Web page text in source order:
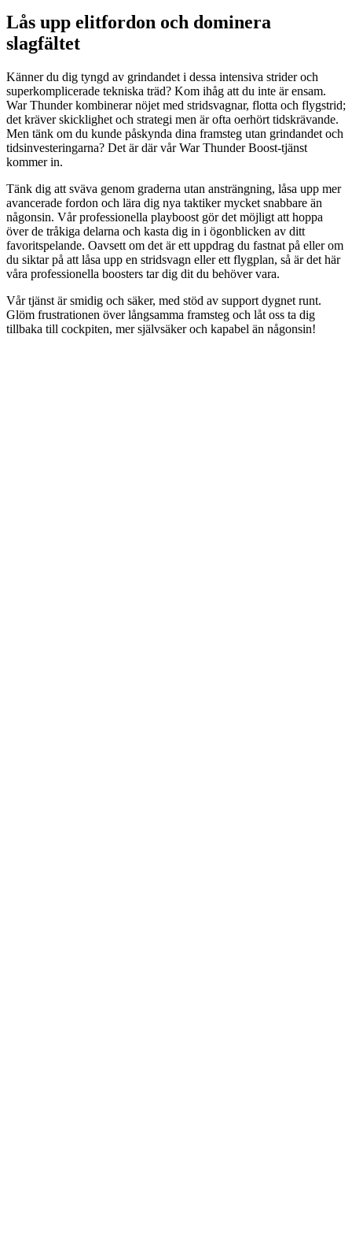
Lås upp elitfordon och dominera
slagfältet
Känner du dig tyngd av grindandet i dessa intensiva strider och
superkomplicerade tekniska träd? Kom ihåg att du inte är ensam.
War Thunder kombinerar nöjet med stridsvagnar, flotta och flygstrid;
det kräver skicklighet och strategi men är ofta oerhört tidskrävande.
Men tänk om du kunde påskynda dina framsteg utan grindandet och
tidsinvesteringarna? Det är där vår War Thunder Boost-tjänst
kommer in.
Tänk dig att sväva genom graderna utan ansträngning, låsa upp mer
avancerade fordon och lära dig nya taktiker mycket snabbare än
någonsin. Vår professionella playboost gör det möjligt att hoppa
över de tråkiga delarna och kasta dig in i ögonblicken av ditt
favoritspelande. Oavsett om det är ett uppdrag du fastnat på eller om
du siktar på att låsa upp en stridsvagn eller ett flygplan, så är det här
våra professionella boosters tar dig dit du behöver vara.
Vår tjänst är smidig och säker, med stöd av support dygnet runt.
Glöm frustrationen över långsamma framsteg och låt oss ta dig
tillbaka till cockpiten, mer självsäker och kapabel än någonsin!